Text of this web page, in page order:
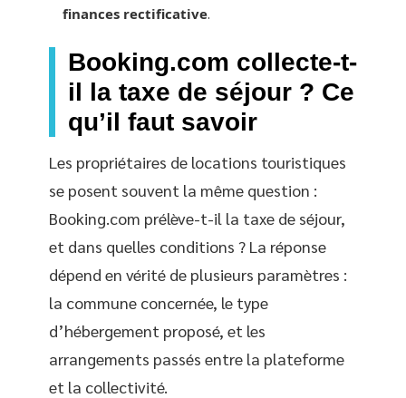
finances rectificative.
Booking.com collecte-t-
il la taxe de séjour ? Ce
qu’il faut savoir
Les propriétaires de locations touristiques
se posent souvent la même question :
Booking.com prélève-t-il la taxe de séjour,
et dans quelles conditions ? La réponse
dépend en vérité de plusieurs paramètres :
la commune concernée, le type
d’hébergement proposé, et les
arrangements passés entre la plateforme
et la collectivité.